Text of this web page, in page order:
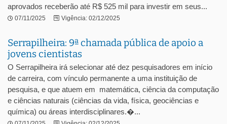
aprovados receberão até R$ 525 mil para investir em seus...
07/11/2025 Vigência: 02/12/2025
Serrapilheira: 9ª chamada pública de apoio a
jovens cientistas
O Serrapilheira irá selecionar até dez pesquisadores em início
de carreira, com vínculo permanente a uma instituição de
pesquisa, e que atuem em matemática, ciência da computação
e ciências naturais (ciências da vida, física, geociências e
química) ou áreas interdisciplinares.�...